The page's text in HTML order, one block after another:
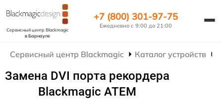
Сервисный центр Blackmagic
в Барнауле
+7 (800) 301-97-75
Ежедневно с 9:00 до 21:00
Сервисный центр Blackmagic Каталог устройств
Замена DVI порта рекордера
Blackmagic ATEM